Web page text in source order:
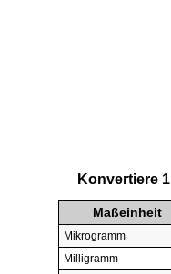
Konvertiere
Maßeinheit
Mikrogramm
Milligramm